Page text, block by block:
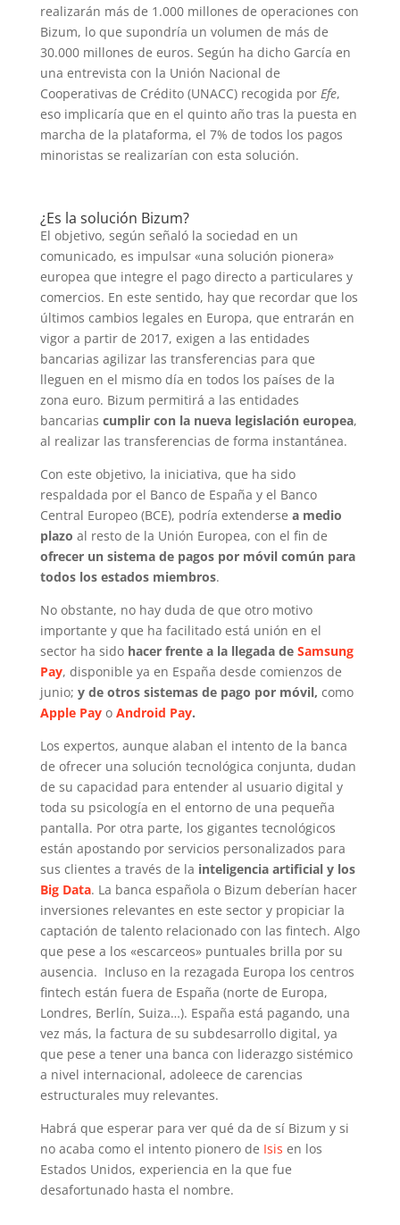
realizarán más de 1.000 millones de operaciones con
Bizum, lo que supondría un volumen de más de
30.000 millones de euros. Según ha dicho García en
una entrevista con la Unión Nacional de
Cooperativas de Crédito (UNACC) recogida por Efe,
eso implicaría que en el quinto año tras la puesta en
marcha de la plataforma, el 7% de todos los pagos
minoristas se realizarían con esta solución.
¿Es la solución Bizum?
El objetivo, según señaló la sociedad en un
comunicado, es impulsar «una solución pionera»
europea que integre el pago directo a particulares y
comercios. En este sentido, hay que recordar que los
últimos cambios legales en Europa, que entrarán en
vigor a partir de 2017, exigen a las entidades
bancarias agilizar las transferencias para que
lleguen en el mismo día en todos los países de la
zona euro. Bizum permitirá a las entidades
bancarias cumplir con la nueva legislación europea,
al realizar las transferencias de forma instantánea.
Con este objetivo, la iniciativa, que ha sido
respaldada por el Banco de España y el Banco
Central Europeo (BCE), podría extenderse a medio
plazo al resto de la Unión Europea, con el fin de
ofrecer un sistema de pagos por móvil común para
todos los estados miembros.
No obstante, no hay duda de que otro motivo
importante y que ha facilitado está unión en el
sector ha sido hacer frente a la llegada de Samsung
Pay, disponible ya en España desde comienzos de
junio; y de otros sistemas de pago por móvil, como
Apple Payo Android Pay.
Los expertos, aunque alaban el intento de la banca
de ofrecer una solución tecnológica conjunta, dudan
de su capacidad para entender al usuario digital y
toda su psicología en el entorno de una pequeña
pantalla. Por otra parte, los gigantes tecnológicos
están apostando por servicios personalizados para
sus clientes a través de la inteligencia artificial y los
Big Data. La banca española o Bizum deberían hacer
inversiones relevantes en este sector y propiciar la
captación de talento relacionado con las fintech. Algo
que pese a los «escarceos» puntuales brilla por su
ausencia. Incluso en la rezagada Europa los centros
fintech están fuera de España (norte de Europa,
Londres, Berlín, Suiza…). España está pagando, una
vez más, la factura de su subdesarrollo digital, ya
que pese a tener una banca con liderazgo sistémico
a nivel internacional, adoleece de carencias
estructurales muy relevantes.
Habrá que esperar para ver qué da de sí Bizum y si
no acaba como el intento pionero de Isis en los
Estados Unidos, experiencia en la que fue
desafortunado hasta el nombre.